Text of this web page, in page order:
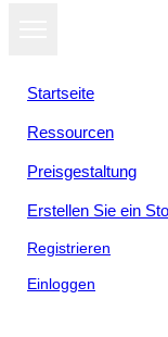
Startseite
Ressourcen
Preisgestaltung
Erstellen Sie ein
Registrieren
Einloggen